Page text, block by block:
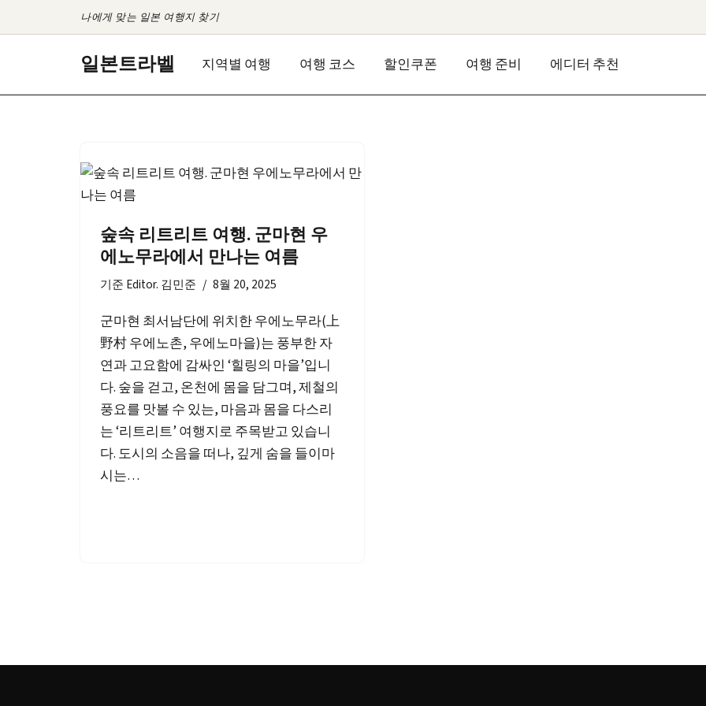
나에게 맞는 일본 여행지 찾기
일본트라벨 지역별 여행 여행 코스 할인쿠폰 여행 준비 에디터 추천
숲속 리트리트 여행. 군마현 우
에노무라에서 만나는 여름
기준 Editor. 김민준 8월 20, 2025
군마현 최서남단에 위치한 우에노무라(上
野村 우에노촌, 우에노마을)는 풍부한 자
연과 고요함에 감싸인 ‘힐링의 마을’입니
다. 숲을 걷고, 온천에 몸을 담그며, 제철의
풍요를 맛볼 수 있는, 마음과 몸을 다스리
는 ‘리트리트’ 여행지로 주목받고 있습니
다. 도시의 소음을 떠나, 깊게 숨을 들이마
시는…